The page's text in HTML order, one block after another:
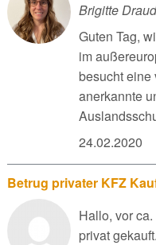
Brigitte
Guten Tag,
im
besucht eine
anerkannte
24.02.2020
Betrug privater KFZ
Hallo, vor
privat